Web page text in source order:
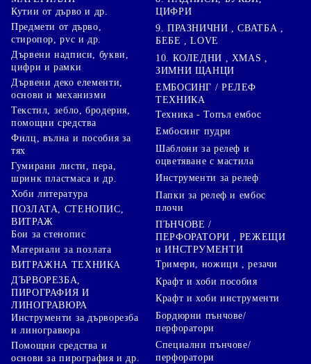
Кутии от дърво и др.
Предмети от дърво,
стиропор, pvc и др.
Дървени надписи, букви,
цифри и рамки
Дървени деко елементи,
основи и механизми
Текстил, зебло, бродерия,
помощни средства
Филц, вълна и пособия за
тях
Гумирани листи, пера,
шринк пластмаса и др.
Хоби литература
ПОЗЛАТА, СТЕНОПИС,
ВИТРАЖ
Бои за стенопис
Материали за позлата
ВИТРАЖНА ТЕХНИКА
ДЪРВОРЕЗБА,
ПИРОГРАФИЯ И
ЛИНОГРАВЮРА
Инструменти за дърворезба
и линогравюра
Помощни средства и
основи за пирография и др.
ЦИФРИ
9. ПРАЗНИЧНИ , СВАТБА ,
БЕБЕ , LOVE
10. КОЛЕДНИ , XMAS ,
ЗИМНИ ЩАНЦИ
ЕМБОСИНГ / РЕЛЕФ
ТЕХНИКА
Техника - Топъл ембос
Ембосинг пудри
Шаблони за релеф и
оцветяване с мастила
Инструменти за релеф
Папки за релеф и ембос
плочи
ПЪНЧОВЕ /
ПЕРФОРАТОРИ , РЕЖЕЩИ
и ИНСТРУМЕНТИ
Тримери, ножици , резачи
Крафт и хоби пособия
Крафт и хоби инструменти
Бордюрни пънчове/
перфоратори
Специални пънчове/
перфоратори